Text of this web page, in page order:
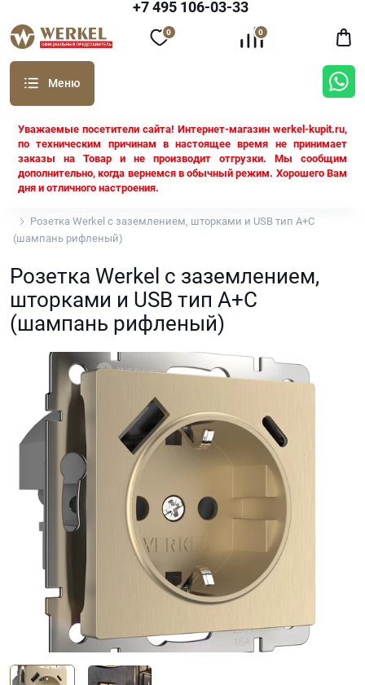
+7 495 106-03-33
Уважаемые посетители сайта! Интернет-магазин werkel-kupit.ru,
по техническим причинам в настоящее время не принимает
заказы на Товар и не производит отгрузки. Мы сообщим
дополнительно, когда вернемся в обычный режим. Хорошего Вам
дня и отличного настроения.
0 0
Розетка Werkel с заземлением, шторками и USB тип A+C
(шампань рифленый)
Розетка Werkel с заземлением,
шторками и USB тип A+C
(шампань рифленый)